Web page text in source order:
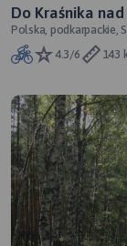
Do Kraśnika
Polska, podkarpackie,
4.3/6
143